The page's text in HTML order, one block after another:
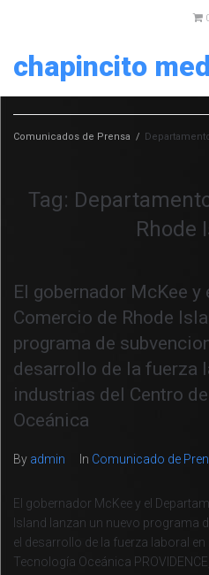
chapincito
Comunicados de Prensa /
Tag:
Rhode
El gobernador McKee
Comercio de Rhode
programa de
desarrollo de la fuerza
industrias del Centro
Oceánica
By admin In Comunicado de
El gobernador McKee y el
Island lanzan un nuevo programa
el desarrollo de la fuerza laboral
Tecnología Oceánica